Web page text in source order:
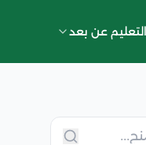
التعليم عن بعد